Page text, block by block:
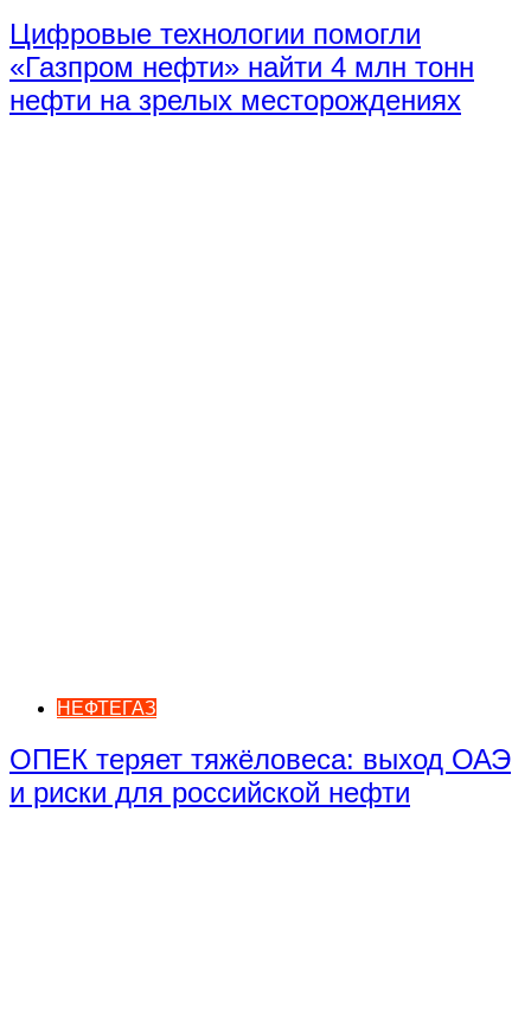
Цифровые технологии помогли
«Газпром нефти» найти 4 млн тонн
нефти на зрелых месторождениях
НЕФТЕГАЗ
ОПЕК теряет тяжёловеса: выход ОАЭ
и риски для российской нефти